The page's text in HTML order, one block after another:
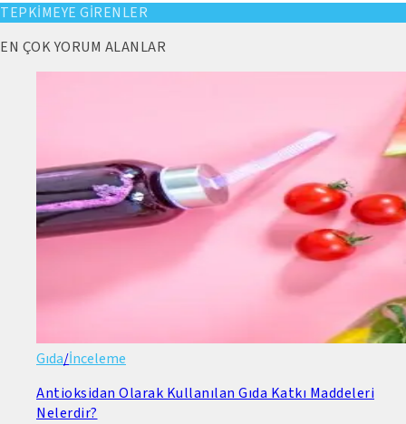
TEPKİMEYE GİRENLER
EN ÇOK YORUM ALANLAR
Gıda/İnceleme
Antioksidan Olarak Kullanılan Gıda Katkı Maddeleri
Nelerdir?